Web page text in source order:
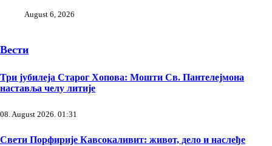
August 6, 2026
Вести
Три јубилеја Старог Хопова: Мошти Св. Пантелејмона
наставља челу литије
08. August 2026. 01:31
Свети Порфирије Кавсокаливит: живот, дело и наслеђе